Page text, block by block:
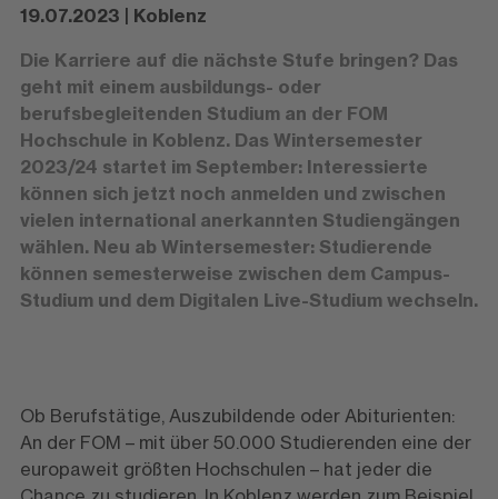
19.07.2023 | Koblenz
Die Karriere auf die nächste Stufe bringen? Das
geht mit einem ausbildungs- oder
berufsbegleitenden Studium an der FOM
Hochschule in Koblenz. Das Wintersemester
2023/24 startet im September: Interessierte
können sich jetzt noch anmelden und zwischen
vielen international anerkannten Studiengängen
wählen. Neu ab Wintersemester: Studierende
können semesterweise zwischen dem Campus-
Studium und dem Digitalen Live-Studium wechseln.
Ob Berufstätige, Auszubildende oder Abiturienten:
An der FOM – mit über 50.000 Studierenden eine der
europaweit größten Hochschulen – hat jeder die